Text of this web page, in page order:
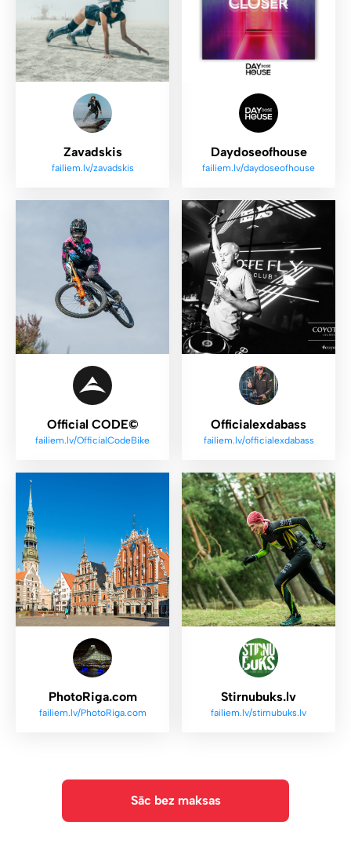
Zavadskis
failiem.lv/zavadskis
Daydoseofhouse
failiem.lv/daydoseofhouse
Official CODE©
failiem.lv/OfficialCodeBike
Officialexdabass
failiem.lv/officialexdabass
PhotoRiga.com
failiem.lv/PhotoRiga.com
Stirnubuks.lv
failiem.lv/stirnubuks.lv
Sāc bez maksas